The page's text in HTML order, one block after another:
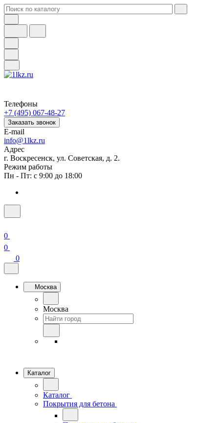
Телефоны
+7 (495) 067-48-27
Заказать звонок
E-mail
info@1lkz.ru
Адрес
г. Воскресенск, ул. Советская, д. 2.
Режим работы
Пн - Пт: с 9:00 до 18:00
0
0
0
Москва
Москва
Каталог
Каталог
Покрытия для бетона